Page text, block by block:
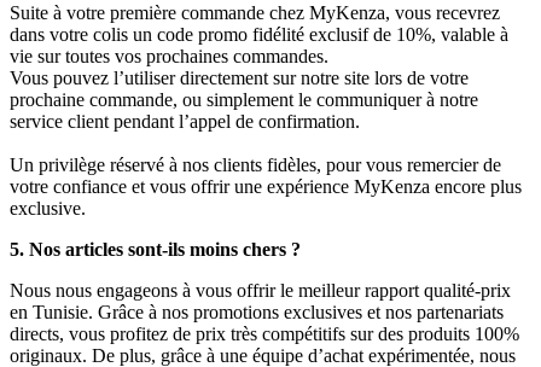
Suite à votre première commande chez MyKenza, vous recevrez
dans votre colis un code promo fidélité exclusif de 10%, valable à
vie sur toutes vos prochaines commandes.
Vous pouvez l’utiliser directement sur notre site lors de votre
prochaine commande, ou simplement le communiquer à notre
service client pendant l’appel de confirmation.
Un privilège réservé à nos clients fidèles, pour vous remercier de
votre confiance et vous offrir une expérience MyKenza encore plus
exclusive.
5. Nos articles sont-ils moins chers ?
Nous nous engageons à vous offrir le meilleur rapport qualité-prix
en Tunisie. Grâce à nos promotions exclusives et nos partenariats
directs, vous profitez de prix très compétitifs sur des produits 100%
originaux. De plus, grâce à une équipe d’achat expérimentée, nous